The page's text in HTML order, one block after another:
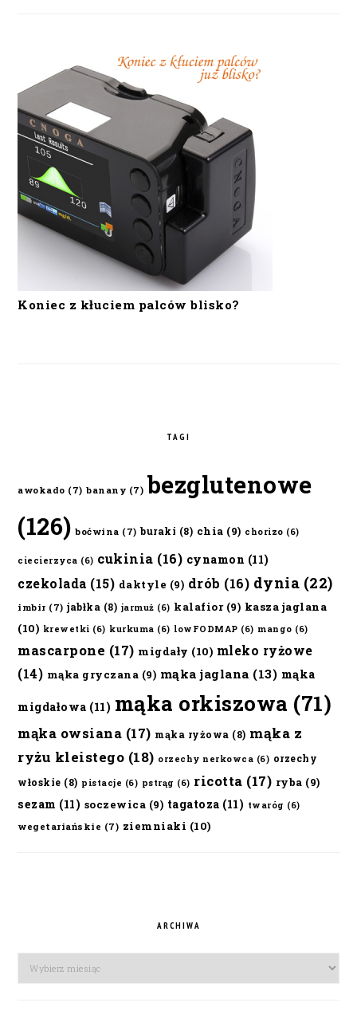
Koniec z kłuciem palców blisko?
TAGI
awokado (7) banany (7) bezglutenowe
(126) boćwina (7) buraki (8) chia (9) chorizo (6)
ciecierzyca (6) cukinia (16) cynamon (11)
czekolada (15) daktyle (9) drób (16) dynia (22)
imbir (7) jabłka (8) jarmuż (6) kalafior(9) kasza jaglana
(10) krewetki (6) kurkuma (6) lowFODMAP (6) mango (6)
mascarpone (17) migdały (10) mleko ryżowe
(14) mąka gryczana (9) mąka jaglana (13) mąka
migdałowa (11) mąka orkiszowa (71)
mąka owsiana (17) mąka ryżowa (8) mąka z
ryżu kleistego (18) orzechy nerkowca (6) orzechy
włoskie (8) pistacje (6) pstrąg (6) ricotta (17) ryba (9)
sezam (11) soczewica (9) tagatoza (11) twaróg (6)
wegetariańskie (7) ziemniaki (10)
ARCHIWA
Archiwa